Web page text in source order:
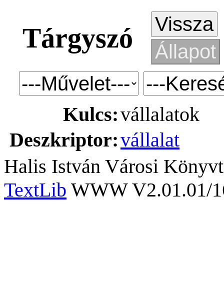
Tárgyszó
Kulcs:vállalatok
Deszkriptor:vállalat
Halis István Városi
TextLib WWW V2.01.01/